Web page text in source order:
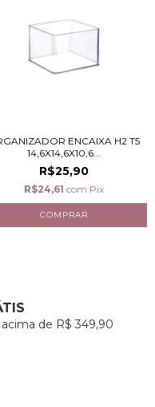
ENCAIXA H2 T5
14,6X14,6X10,6...
R$25,90
R$24,61 com Pix
de R$ 349,90